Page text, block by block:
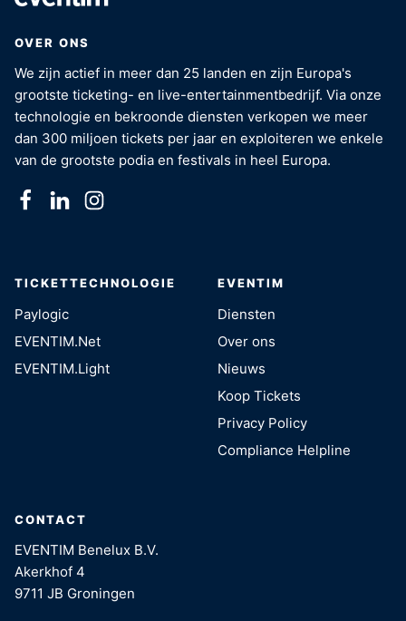
OVER ONS
We zijn actief in meer dan 25 landen en zijn Europa's
grootste ticketing- en live-entertainmentbedrijf. Via onze
technologie en bekroonde diensten verkopen we meer
dan 300 miljoen tickets per jaar en exploiteren we enkele
van de grootste podia en festivals in heel Europa.
TICKETTECHNOLOGIE
Paylogic
EVENTIM.Net
EVENTIM.Light
EVENTIM
Diensten
Over ons
Nieuws
Koop Tickets
Privacy Policy
Compliance Helpline
CONTACT
EVENTIM Benelux B.V.
Akerkhof 4
9711 JB Groningen